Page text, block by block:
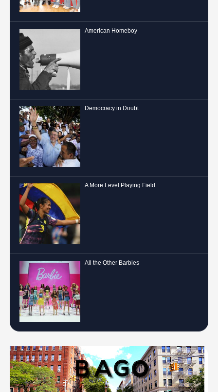
American Homeboy
Democracy in Doubt
A More Level Playing Field
All the Other Barbies